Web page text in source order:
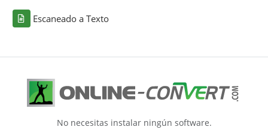
Escaneado a Texto
No necesitas instalar ningún software.